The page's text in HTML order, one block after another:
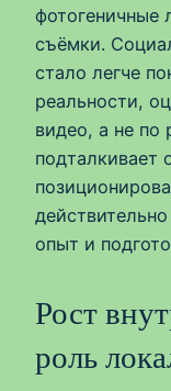
фотогеничные
съёмки.
стало легче
реальности,
видео, а не по
подталкивает
опыт и
Рост
роль